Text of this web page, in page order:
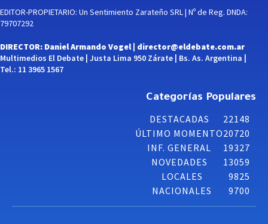
EDITOR-PROPIETARIO: Un Sentimiento Zarateño SRL | Nº de Reg. DNDA:
79707292
DIRECTOR: Daniel Armando Vogel | director@eldebate.com.ar
Multimedios El Debate | Justa Lima 950 Zárate | Bs. As. Argentina |
Tel.: 11 3965 1567
Categorías Populares
DESTACADAS
22148
ÚLTIMO MOMENTO20720
INF. GENERAL
19327
NOVEDADES
13059
LOCALES
9825
NACIONALES
9700